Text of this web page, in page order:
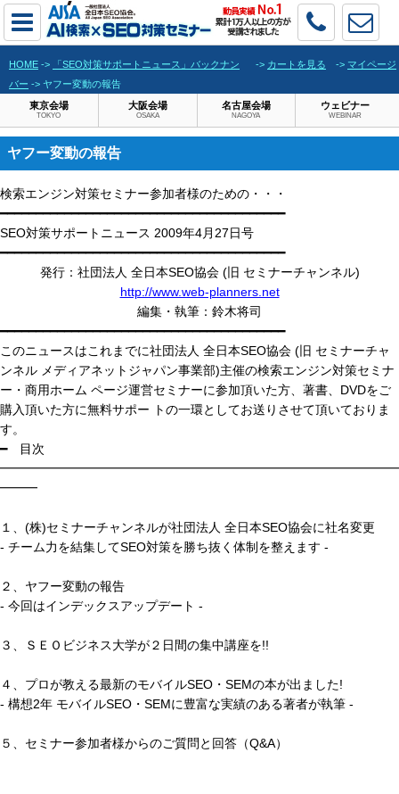
HOME ->
「SEO対策サポートニュース」バックナン
バー -> ヤフー変動の報告
-> カートを見る -> マイページ
東京会場
TOKYO
大阪会場
OSAKA
名古屋会場
NAGOYA
ウェビナー
WEBINAR
ヤフー変動の報告
検索エンジン対策セミナー参加者様のための・・・
━━━━━━━━━━━━━━━━━━━━━━━━━━━━━━━━━━━━━━━━
SEO対策サポートニュース 2009年4月27日号
━━━━━━━━━━━━━━━━━━━━━━━━━━━━━━━━━━━━━━━━
発行：社団法人 全日本SEO協会 (旧 セミナーチャンネル)
http://www.web-planners.net
編集・執筆：鈴木将司
━━━━━━━━━━━━━━━━━━━━━━━━━━━━━━━━━━━━━━━━
このニュースはこれまでに社団法人 全日本SEO協会 (旧 セミナーチャ
ンネル メディアネットジャパン事業部)主催の検索エンジン対策セミナ
ー・商用ホーム ページ運営セミナーに参加頂いた方、著書、DVDをご
購入頂いた方に無料サポー トの一環としてお送りさせて頂いておりま
す。
━ 目次
━━━━━━━━━━━━━━━━━━━━━━━━━━━━━━━━
━━━
１、(株)セミナーチャンネルが社団法人 全日本SEO協会に社名変更
- チーム力を結集してSEO対策を勝ち抜く体制を整えます -
２、ヤフー変動の報告
- 今回はインデックスアップデート -
３、ＳＥＯビジネス大学が２日間の集中講座を!!
４、プロが教える最新のモバイルSEO・SEMの本が出ました!
- 構想2年 モバイルSEO・SEMに豊富な実績のある著者が執筆 -
５、セミナー参加者様からのご質問と回答（Q&A）